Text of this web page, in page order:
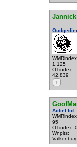
Jannick
1.125
OTindex:
42.839
T
Actief lid
95
OTindex:
Wnplts: